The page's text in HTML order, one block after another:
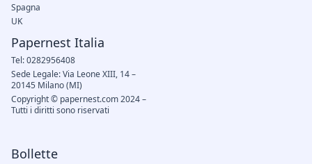
Bollette
Spagna
UK
Papernest Italia
Tel: 0282956408
Sede Legale: Via Leone XIII, 14 –
20145 Milano (MI)
Copyright © papernest.com 2024 –
Tutti i diritti sono riservati